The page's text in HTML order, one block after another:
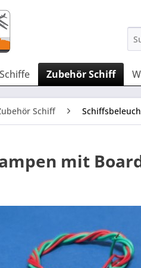
Schiffe Zubehör Schiff
Schiff
mit